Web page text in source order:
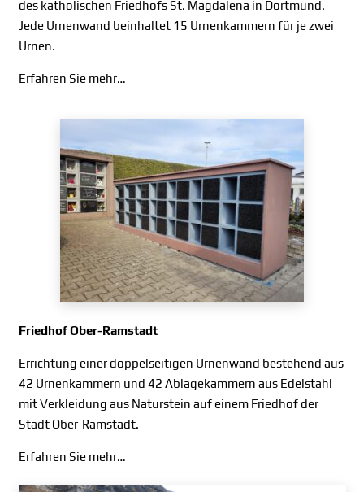
des katholischen Friedhofs St. Magdalena in Dortmund.
Jede Urnenwand beinhaltet 15 Urnenkammern für je zwei
Urnen.
Erfahren Sie mehr…
Friedhof Ober-Ramstadt
Errichtung einer doppelseitigen Urnenwand bestehend aus
42 Urnenkammern und 42 Ablagekammern aus Edelstahl
mit Verkleidung aus Naturstein auf einem Friedhof der
Stadt Ober-Ramstadt.
Erfahren Sie mehr…